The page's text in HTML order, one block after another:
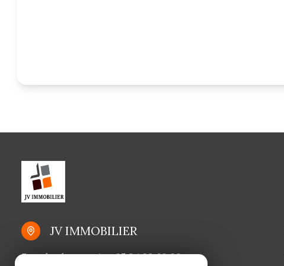
JV IMMOBILIER
Standard et gestion 05 94 29 60 00